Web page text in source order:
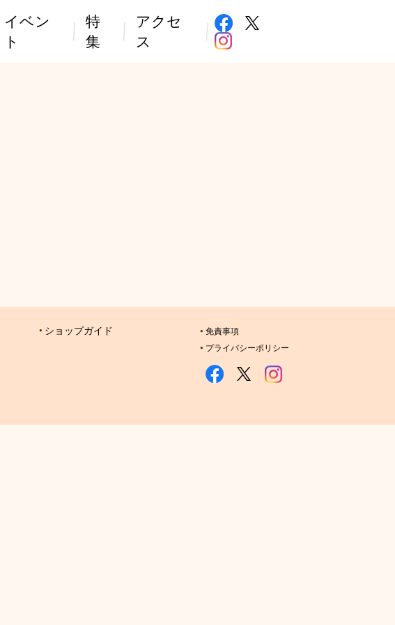
イベン
ト
特
集
アクセ
ス
ショップガイド
免責事項
プライバシーポリシー